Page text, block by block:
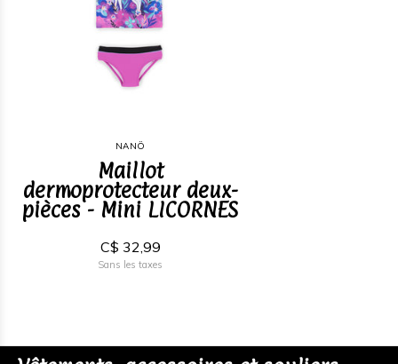
NANÖ
Maillot
dermoprotecteur deux-
pièces - Mini LICORNES
C$ 32,99
Sans les taxes